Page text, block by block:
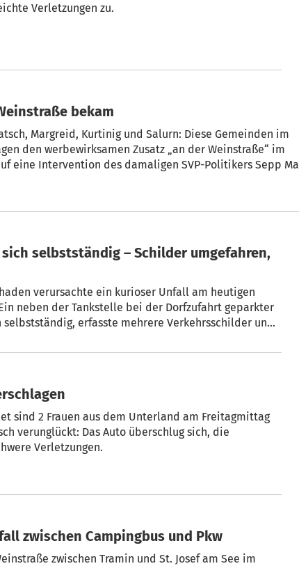
Verletzungen zu.
Südtirol seine Weinstraße bekam
Kurtinig und Salurn: Diese Gemeinden im
im
Mayr
verursachte ein kurioser Unfall am heutigen
neben der Tankstelle bei der Dorfzufahrt geparkter
selbstständig, erfasste mehrere Verkehrsschilder und
sind 2 Frauen aus dem Unterland am Freitagmittag
verunglückt: Das Auto überschlug sich, die
Verletzungen.
zwischen Campingbus und Pkw
zwischen Tramin und St. Josef am See im